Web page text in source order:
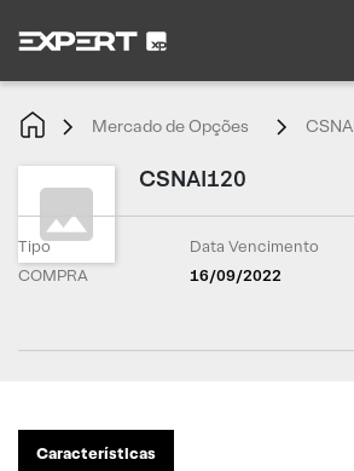
Mercado de Opções
CSNAI120
Tipo
COMPRA
Data Vencimento
16/09/2022
Características